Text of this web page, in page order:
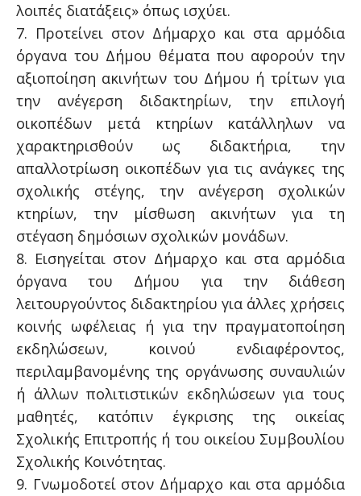
λοιπές διατάξεις» όπως ισχύει.
7. Προτείνει στον Δήμαρχο και στα αρμόδια
όργανα του Δήμου θέματα που αφορούν την
αξιοποίηση ακινήτων του Δήμου ή τρίτων για
την ανέγερση διδακτηρίων, την επιλογή
οικοπέδων μετά κτηρίων κατάλληλων να
χαρακτηρισθούν ως διδακτήρια, την
απαλλοτρίωση οικοπέδων για τις ανάγκες της
σχολικής στέγης, την ανέγερση σχολικών
κτηρίων, την μίσθωση ακινήτων για τη
στέγαση δημόσιων σχολικών μονάδων.
8. Εισηγείται στον Δήμαρχο και στα αρμόδια
όργανα του Δήμου για την διάθεση
λειτουργούντος διδακτηρίου για άλλες χρήσεις
κοινής ωφέλειας ή για την πραγματοποίηση
εκδηλώσεων, κοινού ενδιαφέροντος,
περιλαμβανομένης της οργάνωσης συναυλιών
ή άλλων πολιτιστικών εκδηλώσεων για τους
μαθητές, κατόπιν έγκρισης της οικείας
Σχολικής Επιτροπής ή του οικείου Συμβουλίου
Σχολικής Κοινότητας.
9. Γνωμοδοτεί στον Δήμαρχο και στα αρμόδια